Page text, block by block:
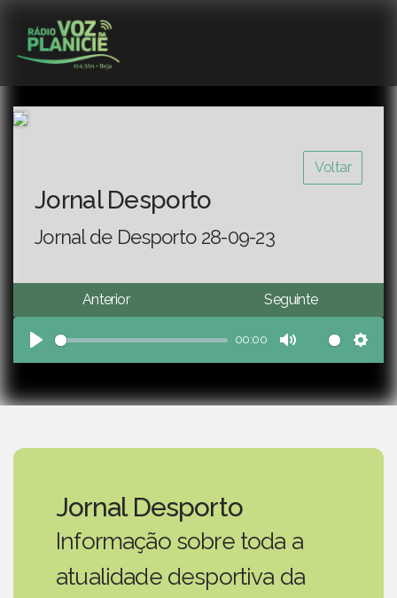
Voltar
Jornal Desporto
Jornal de Desporto 28-09-23
Anterior Seguinte
Play
00:00
Mute
Jornal Desporto
Informação sobre toda a
atualidade desportiva da